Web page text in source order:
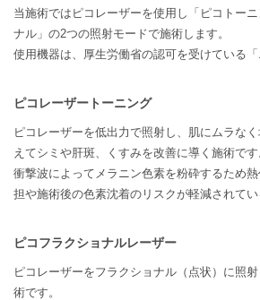
当施術ではピコレーザーを使用し「ピコトー
ナル」の2つの照射モードで施術します。
使用機器は、厚生労働省の認可を受けている「
ピコレーザートーニング
ピコレーザーを低出力で照射し、肌にムラな
えてシミや肝斑、くすみを改善に導く施術です
衝撃波によってメラニン色素を粉砕するため
担や施術後の色素沈着のリスクが軽減されてい
ピコフラクショナルレーザー
ピコレーザーをフラクショナル（点状）に照
術です。